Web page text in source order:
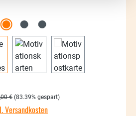
Preis:
€ (83.39% gespart)
Versandkosten